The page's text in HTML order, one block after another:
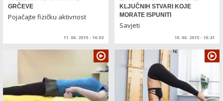
GRČEVE
Pojačajte fizičku aktivnost
11. 06. 2015 - 16:03
KLJUČNIH STVARI KOJE
MORATE ISPUNITI
Savjeti
10. 06. 2015 - 10:41